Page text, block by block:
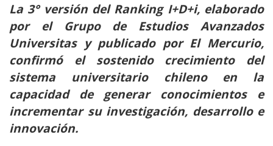
La 3° versión del Ranking I+D+i, elaborado
por el Grupo de Estudios Avanzados
Universitas y publicado por El Mercurio,
confirmó el sostenido crecimiento del
sistema universitario chileno en la
capacidad de generar conocimientos e
incrementar su investigación, desarrollo e
innovación.